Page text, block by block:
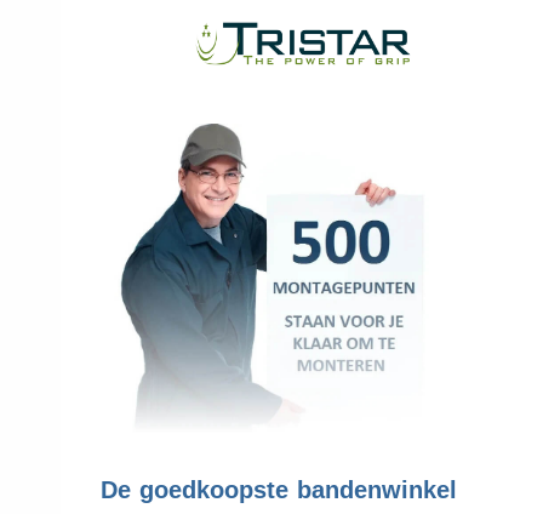
De goedkoopste bandenwinkel